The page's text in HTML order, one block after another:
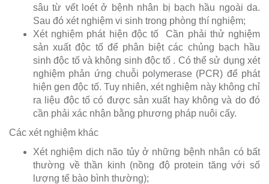
sâu từ vết loét ở bệnh nhân bị bạch hầu ngoài da.
Sau đó xét nghiệm vi sinh trong phòng thí nghiệm;
Xét nghiệm phát hiện độc tố Cần phải thử nghiệm
sản xuất độc tố để phân biệt các chủng bạch hầu
sinh độc tố và không sinh độc tố . Có thể sử dụng xét
nghiệm phản ứng chuỗi polymerase (PCR) để phát
hiện gen độc tố. Tuy nhiên, xét nghiệm này không chỉ
ra liệu độc tố có được sản xuất hay không và do đó
cần phải xác nhận bằng phương pháp nuôi cấy.
Các xét nghiệm khác
Xét nghiệm dịch não tủy ở những bệnh nhân có bất
thường về thần kinh (nồng độ protein tăng với số
lượng tế bào bình thường);